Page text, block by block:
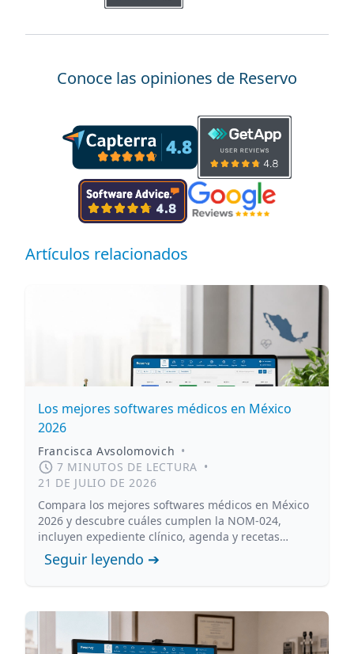
Conoce las opiniones de Reservo
Artículos relacionados
Los mejores softwares médicos en México
2026
Francisca Avsolomovich •
7 MINUTOS DE LECTURA •
21 DE JULIO DE 2026
Compara los mejores softwares médicos en México
2026 y descubre cuáles cumplen la NOM-024,
incluyen expediente clínico, agenda y recetas
digitales.
Seguir leyendo ➔